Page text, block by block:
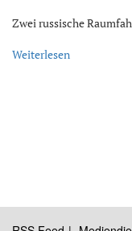
Zwei russische
Weiterlesen